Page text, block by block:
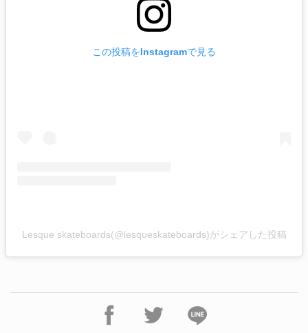
この投稿をInstagramで見る
Lesque skateboards(@lesqueskateboards)がシェアした投稿